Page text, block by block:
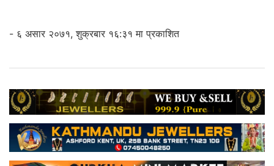
- ६ असार २०७१, शुक्रबार १६:३१ मा प्रकाशित